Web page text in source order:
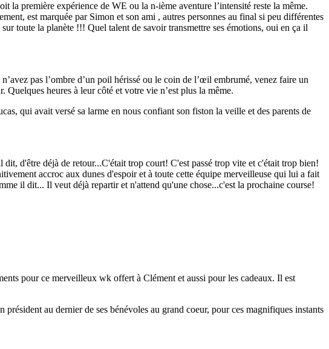
la première expérience de WE ou la n-ième aventure l’intensité reste la même.
est marquée par Simon et son ami , autres personnes au final si peu différentes
toute la planète !!! Quel talent de savoir transmettre ses émotions, oui en ça il
pas l’ombre d’un poil hérissé ou le coin de l’œil embrumé, venez faire un
heures à leur côté et votre vie n’est plus la même.
qui avait versé sa larme en nous confiant son fiston la veille et des parents de
d'être déjà de retour...C'était trop court! C'est passé trop vite et c'était trop bien!
accroc aux dunes d'espoir et à toute cette équipe merveilleuse qui lui a fait
il dit... Il veut déjà repartir et n'attend qu'une chose...c'est la prochaine course!
pour ce merveilleux wk offert à Clément et aussi pour les cadeaux. Il est
au dernier de ses bénévoles au grand coeur, pour ces magnifiques instants